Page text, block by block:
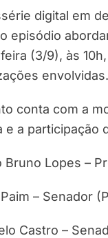
digital em
episódio
(3/9), às
envolvidas.
conta com a
e a participação
Bruno Lopes –
– Senador
Castro –